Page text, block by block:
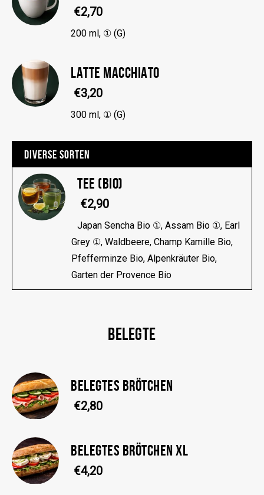
€2,70
200 ml, ① (G)
LATTE MACCHIATO
€3,20
300 ml, ① (G)
DIVERSE SORTEN
TEE (BIO)
€2,90
Japan Sencha Bio ①, Assam Bio ①, Earl
Grey ①, Waldbeere, Champ Kamille Bio,
Pfefferminze Bio, Alpenkräuter Bio,
Garten der Provence Bio
BELEGTE
BELEGTES BRÖTCHEN
€2,80
BELEGTES BRÖTCHEN XL
€4,20